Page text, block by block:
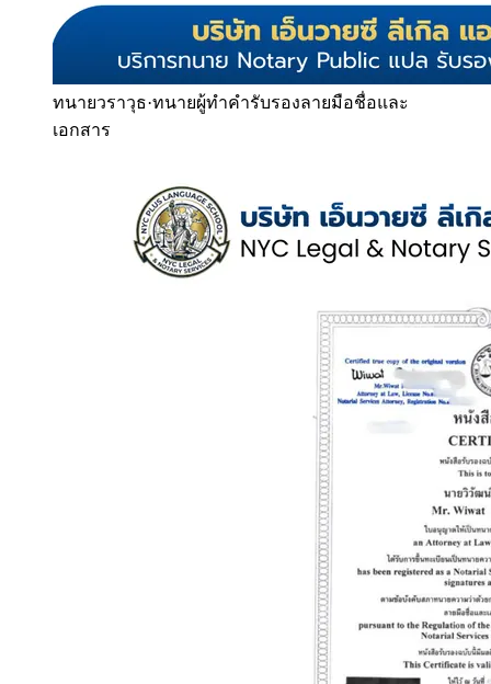
ทนายวราวุธ·ทนายผู้ทำคำรับรองลายมือชื่อและ
เอกสาร